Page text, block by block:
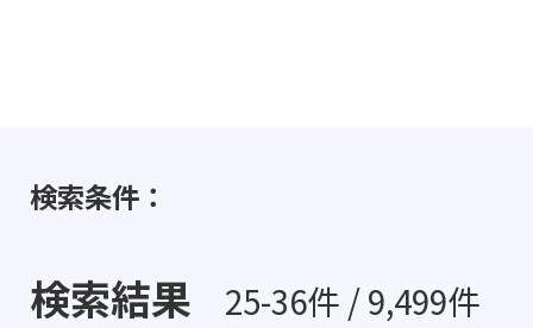
検索条件：
検索結果 25-36件 / 9,499件